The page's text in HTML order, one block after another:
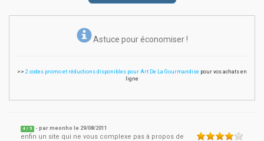
Astuce pour économiser !
>> 2 codes promo et réductions disponibles pour Art De La Gourmandise pour vos achats en
ligne
4 / 5 - parmeonho le 29/08/2011
enfin un site qui ne vous complexe pas à propos de